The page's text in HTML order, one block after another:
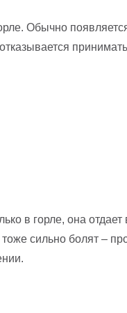
Обычно
в горле, она
сильно болят –